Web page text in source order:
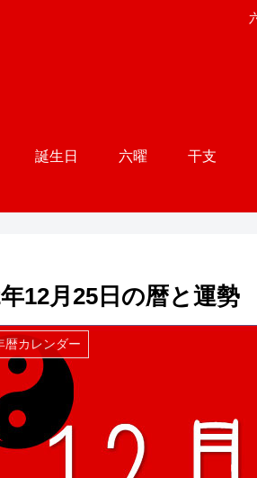
誕生日 六曜 干支
12月25日の暦と運勢
暦カレンダー